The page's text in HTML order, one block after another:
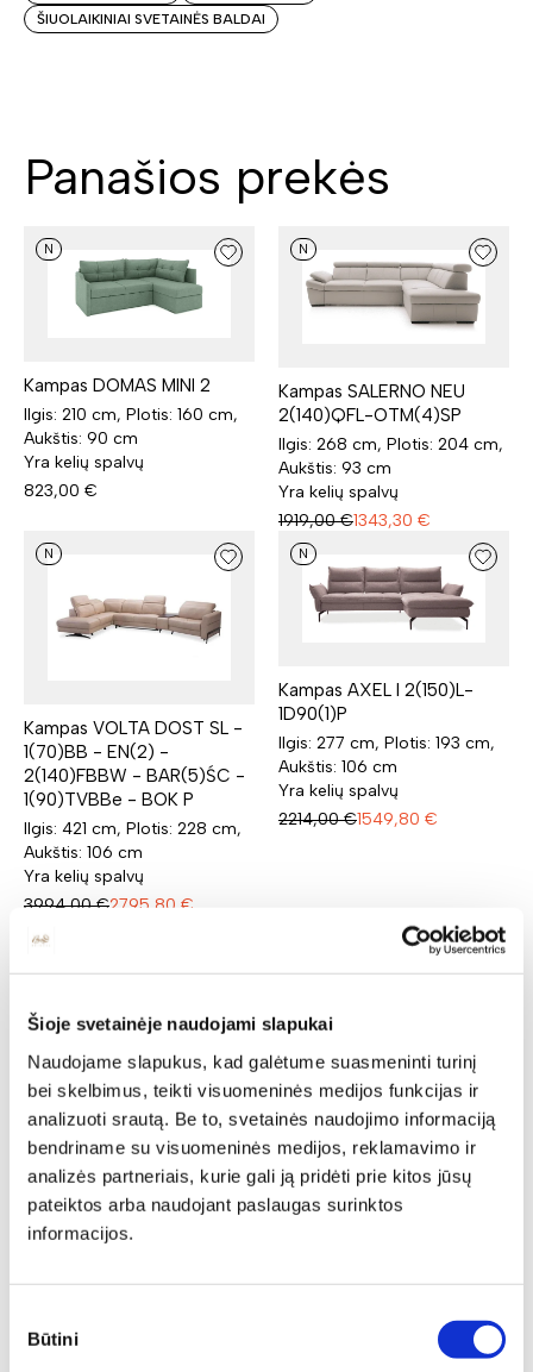
Šioje svetainėje naudojami slapukai
Naudojame slapukus, kad galėtume suasmeninti turinį
bei skelbimus, teikti visuomeninės medijos funkcijas ir
analizuoti srautą. Be to, svetainės naudojimo informaciją
bendriname su visuomeninės medijos, reklamavimo ir
analizės partneriais, kurie gali ją pridėti prie kitos jūsų
pateiktos arba naudojant paslaugas surinktos
informacijos.
pasirinkimas
Būtini
ŠIUOLAIKINIAI SVETAINĖS BALDAI
Panašios prekės
N
Kampas DOMAS MINI 2
Ilgis: 210 cm, Plotis: 160 cm,
Aukštis: 90 cm
Yra kelių spalvų
823,00 €
N
Kampas SALERNO NEU
2(140)QFL-OTM(4)SP
Ilgis: 268 cm, Plotis: 204 cm,
Aukštis: 93 cm
Yra kelių spalvų
1919,00 €1343,30 €
N
Kampas VOLTA DOST SL -
1(70)BB - EN(2) -
2(140)FBBW - BAR(5)ŚC -
1(90)TVBBe - BOK P
Ilgis: 421 cm, Plotis: 228 cm,
Aukštis: 106 cm
Yra kelių spalvų
3994,00 €2795,80 €
N
Kampas AXEL I 2(150)L-
1D90(1)P
Ilgis: 277 cm, Plotis: 193 cm,
Aukštis: 106 cm
Yra kelių spalvų
2214,00 €1549,80 €